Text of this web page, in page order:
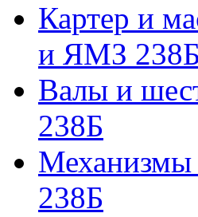
Картер и
и ЯМЗ 238Б
Валы и
238Б
238Б